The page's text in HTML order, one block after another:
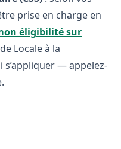
prise en charge en
éligibilité sur
Locale à la
s’appliquer — appelez-